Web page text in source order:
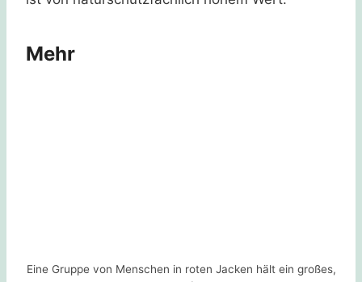
Mehr
Eine Gruppe von Menschen in roten Jacken hält ein großes,